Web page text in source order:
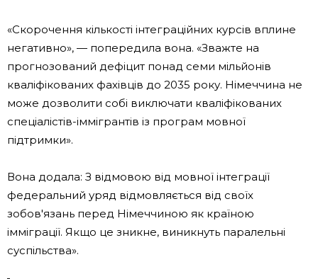
«Скорочення кількості інтеграційних курсів вплине
негативно», — попередила вона. «Зважте на
прогнозований дефіцит понад семи мільйонів
кваліфікованих фахівців до 2035 року. Німеччина не
може дозволити собі виключати кваліфікованих
спеціалістів-іммігрантів із програм мовної
підтримки».
Вона додала: З відмовою від мовної інтеграції
федеральний уряд відмовляється від своїх
зобов'язань перед Німеччиною як країною
імміграції. Якщо це зникне, виникнуть паралельні
суспільства».